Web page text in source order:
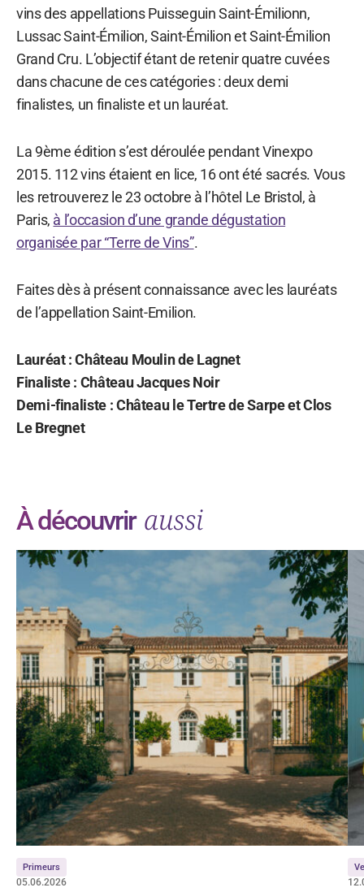
vins des appellations Puisseguin Saint-Émilionn,
Lussac Saint-Émilion, Saint-Émilion et Saint-Émilion
Grand Cru. L’objectif étant de retenir quatre cuvées
dans chacune de ces catégories : deux demi
finalistes, un finaliste et un lauréat.
La 9ème édition s’est déroulée pendant Vinexpo
2015. 112 vins étaient en lice, 16 ont été sacrés. Vous
les retrouverez le 23 octobre à l’hôtel Le Bristol, à
Paris, à l’occasion d’une grande dégustation
organisée par “Terre de Vins”.
Faites dès à présent connaissance avec les lauréats
de l’appellation Saint-Emilion.
Lauréat : Château Moulin de Lagnet
Finaliste : Château Jacques Noir
Demi-finaliste : Château le Tertre de Sarpe et Clos
Le Bregnet
À découvrir aussi
Primeurs
05.06.2026